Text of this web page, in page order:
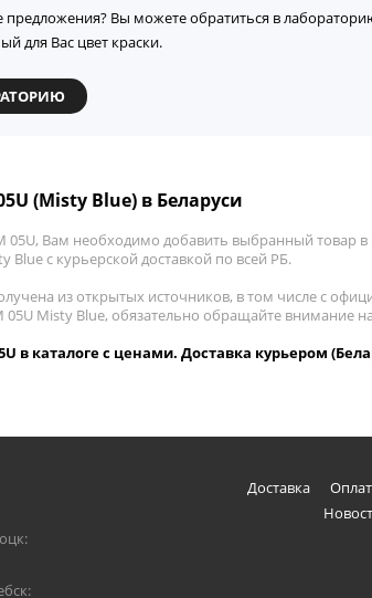
Вы можете обратиться в
для Вас цвет краски.
(Misty Blue) в Беларуси
05U, Вам необходимо добавить выбранный товар
Blue с курьерской доставкой по всей РБ.
из открытых источников, в том числе с
05U Misty Blue, обязательно обращайте внимание
в каталоге с ценами. Доставка курьером
Доставка